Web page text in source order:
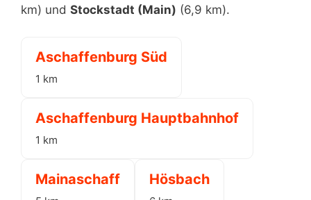
km) und Stockstadt (Main) (6,9 km).
Aschaffenburg Süd
1 km
Aschaffenburg Hauptbahnhof
1 km
Mainaschaff Hösbach